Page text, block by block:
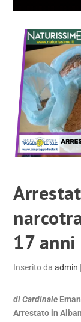
17 anni
Inserito daadmin
di Cardinale
Arrestato in